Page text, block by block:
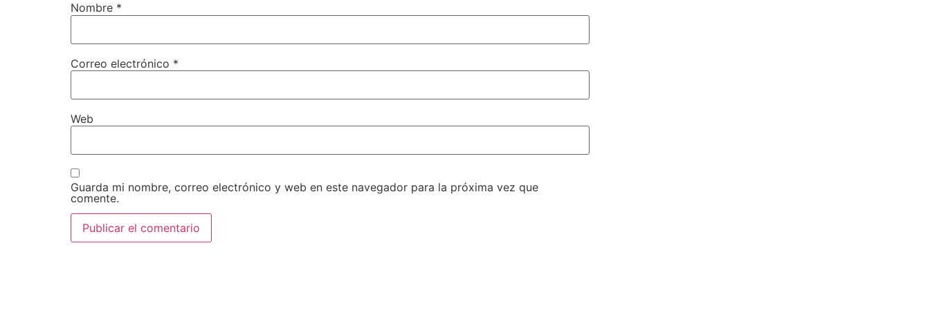
Nombre *
Correo electrónico *
Web
Guarda mi nombre, correo electrónico y web en este navegador para la próxima vez que
comente.